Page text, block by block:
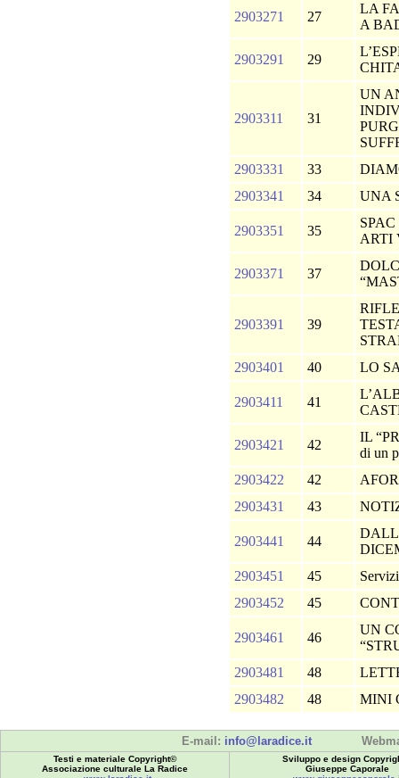
2903271 27
LA
A
2903291 29
2903311 31
UN
2903331
33
2903341
34 UNA
2903351 35
ARTI
2903371 37
2903391 39
2903401
40 LO
2903411 41
2903421 42
IL
di un
2903422
42
2903431
43
2903441 44
2903451
45
2903452
45
2903461 46
UN
2903481
48
2903482
48 MINI
E-mail: info@laradice.it
Testi e materiale Copyright©
Associazione culturale La Radice
Sviluppo e design
Giuseppe Caporale